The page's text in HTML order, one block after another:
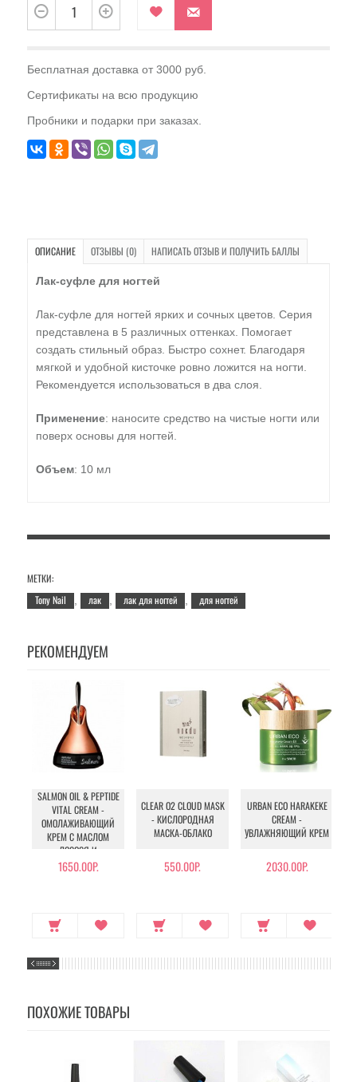
Бесплатная доставка от 3000 руб.
Сертификаты на всю продукцию
Пробники и подарки при заказах.
ОПИСАНИЕ ОТЗЫВЫ (0) НАПИСАТЬ ОТЗЫВ И ПОЛУЧИТЬ БАЛЛЫ
Лак-суфле для ногтей
Лак-суфле для ногтей ярких и сочных цветов. Серия
представлена в 5 различных оттенках. Помогает
создать стильный образ. Быстро сохнет. Благодаря
мягкой и удобной кисточке ровно ложится на ногти.
Рекомендуется использоваться в два слоя.
Применение: наносите средство на чистые ногти или
поверх основы для ногтей.
Объем: 10 мл
МЕТКИ:
Tony Nail
лак лак для ногтей для ногтей
РЕКОМЕНДУЕМ
SALMON OIL & PEPTIDE
VITAL CREAM -
ОМОЛАЖИВАЮЩИЙ
КРЕМ С МАСЛОМ
ЛОСОСЯ И
ПЕПТИДАМИ
1650.00Р.
CLEAR O2 CLOUD MASK
- КИСЛОРОДНАЯ
МАСКА-ОБЛАКО
550.00Р.
URBAN ECO HARAKEKE
CREAM -
УВЛАЖНЯЮЩИЙ КРЕМ
2030.00Р.
ПОХОЖИЕ ТОВАРЫ